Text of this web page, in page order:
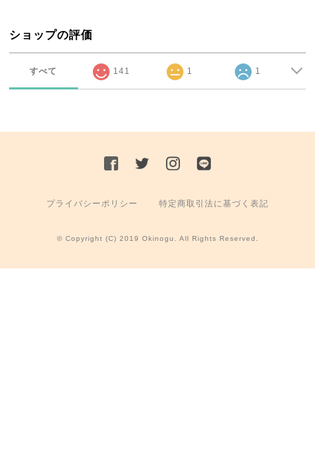
ショップの評価
すべて 141 1 1
プライバシーポリシー 特定商取引法に基づく表記
© Copyright (C) 2019 Okinogu. All Rights Reserved.